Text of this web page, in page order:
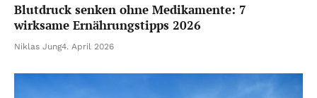
Blutdruck senken ohne Medikamente: 7
wirksame Ernährungstipps 2026
Niklas Jung4. April 2026